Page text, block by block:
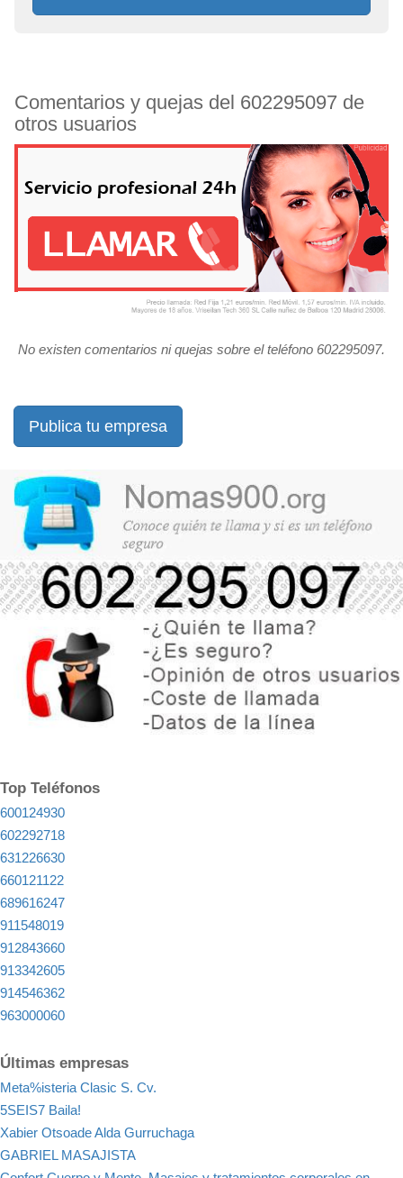
Comentarios y quejas del 602295097 de
otros usuarios
No existen comentarios ni quejas sobre el teléfono 602295097.
Publica tu empresa
Top Teléfonos
600124930
602292718
631226630
660121122
689616247
911548019
912843660
913342605
914546362
963000060
Últimas empresas
Meta%isteria Clasic S. Cv.
5SEIS7 Baila!
Xabier Otsoade Alda Gurruchaga
GABRIEL MASAJISTA